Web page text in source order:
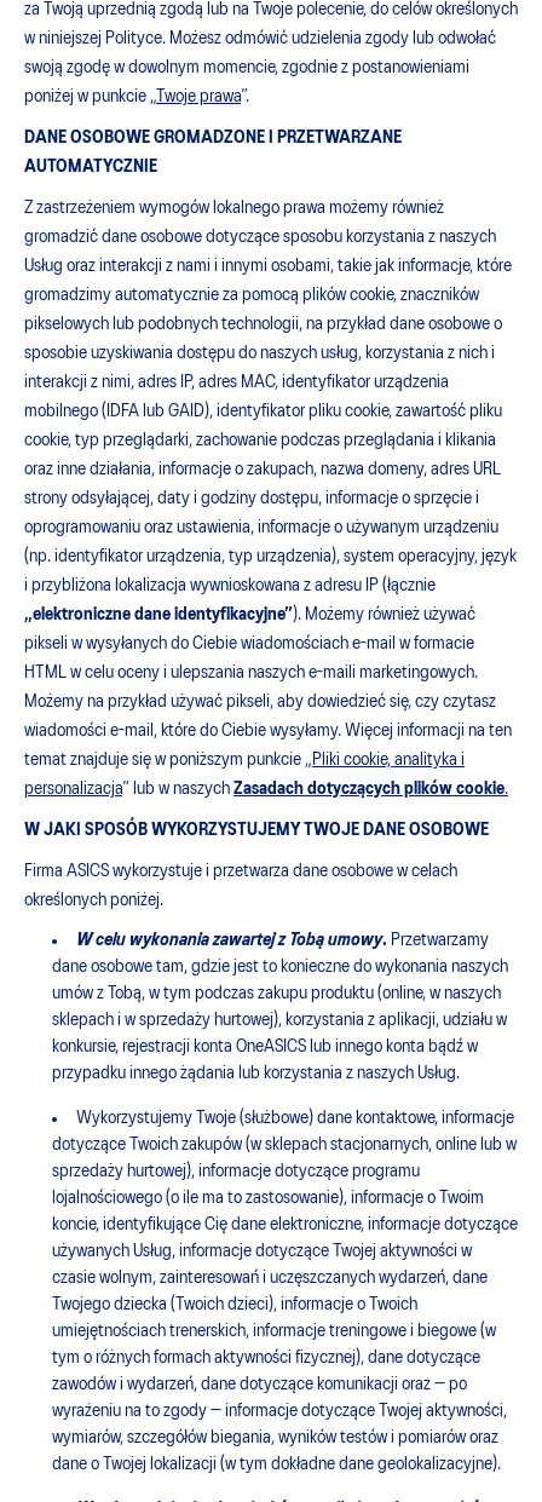
za Twoją uprzednią zgodą lub na Twoje polecenie, do celów określonych
w niniejszej Polityce. Możesz odmówić udzielenia zgody lub odwołać
swoją zgodę w dowolnym momencie, zgodnie z postanowieniami
poniżej w punkcie „ Twoje prawa”.
DANE OSOBOWE GROMADZONE I PRZETWARZANE
AUTOMATYCZNIE
Z zastrzeżeniem wymogów lokalnego prawa możemy również
gromadzić dane osobowe dotyczące sposobu korzystania z naszych
Usług oraz interakcji z nami i innymi osobami, takie jak informacje, które
gromadzimy automatycznie za pomocą plików cookie, znaczników
pikselowych lub podobnych technologii, na przykład dane osobowe o
sposobie uzyskiwania dostępu do naszych usług, korzystania z nich i
interakcji z nimi, adres IP, adres MAC, identyfikator urządzenia
mobilnego (IDFA lub GAID), identyfikator pliku cookie, zawartość pliku
cookie, typ przeglądarki, zachowanie podczas przeglądania i klikania
oraz inne działania, informacje o zakupach, nazwa domeny, adres URL
strony odsyłającej, daty i godziny dostępu, informacje o sprzęcie i
oprogramowaniu oraz ustawienia, informacje o używanym urządzeniu
(np. identyfikator urządzenia, typ urządzenia), system operacyjny, język
i przybliżona lokalizacja wywnioskowana z adresu IP (łącznie
„elektroniczne dane identyfikacyjne”). Możemy również używać
pikseli w wysyłanych do Ciebie wiadomościach e-mail w formacie
HTML w celu oceny i ulepszania naszych e-maili marketingowych.
Możemy na przykład używać pikseli, aby dowiedzieć się, czy czytasz
wiadomości e-mail, które do Ciebie wysyłamy. Więcej informacji na ten
temat znajduje się w poniższym punkcie „ Pliki cookie, analityka i
personalizacja” lub w naszych Zasadach dotyczących plików cookie.
W JAKI SPOSÓB WYKORZYSTUJEMY TWOJE DANE OSOBOWE
Firma ASICS wykorzystuje i przetwarza dane osobowe w celach
określonych poniżej.
W celu wykonania zawartej z Tobą umowy. Przetwarzamy
dane osobowe tam, gdzie jest to konieczne do wykonania naszych
umów z Tobą, w tym podczas zakupu produktu (online, w naszych
sklepach i w sprzedaży hurtowej), korzystania z aplikacji, udziału w
konkursie, rejestracji konta OneASICS lub innego konta bądź w
przypadku innego żądania lub korzystania z naszych Usług.
Wykorzystujemy Twoje (służbowe) dane kontaktowe, informacje
dotyczące Twoich zakupów (w sklepach stacjonarnych, online lub w
sprzedaży hurtowej), informacje dotyczące programu
lojalnościowego (o ile ma to zastosowanie), informacje o Twoim
koncie, identyfikujące Cię dane elektroniczne, informacje dotyczące
używanych Usług, informacje dotyczące Twojej aktywności w
czasie wolnym, zainteresowań i uczęszczanych wydarzeń, dane
Twojego dziecka (Twoich dzieci), informacje o Twoich
umiejętnościach trenerskich, informacje treningowe i biegowe (w
tym o różnych formach aktywności fizycznej), dane dotyczące
zawodów i wydarzeń, dane dotyczące komunikacji oraz — po
wyrażeniu na to zgody — informacje dotyczące Twojej aktywności,
wymiarów, szczegółów biegania, wyników testów i pomiarów oraz
dane o Twojej lokalizacji (w tym dokładne dane geolokalizacyjne).